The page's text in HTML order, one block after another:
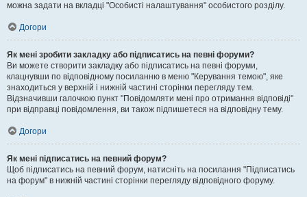
можна задати на вкладці "Особисті налаштування" особистого розділу.
Догори
Як мені зробити закладку або підписатись на певні форуми?
Ви можете створити закладку або підписатись на певні форуми,
клацнувши по відповідному посиланню в меню "Керування темою", яке
знаходиться у верхній і нижній частині сторінки перегляду тем.
Відзначивши галочкою пункт "Повідомляти мені про отримання відповіді"
при відправці повідомлення, ви також підпишетеся на відповідну тему.
Догори
Як мені підписатись на певний форум?
Щоб підписатись на певний форум, натисніть на посилання "Підписатись
на форум" в нижній частині сторінки перегляду відповідного форуму.